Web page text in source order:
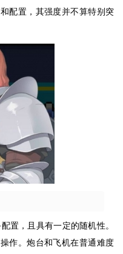
配置，其强度并不算特别突
置，且具有一定的随机性。
作。炮台和飞机在普通难度